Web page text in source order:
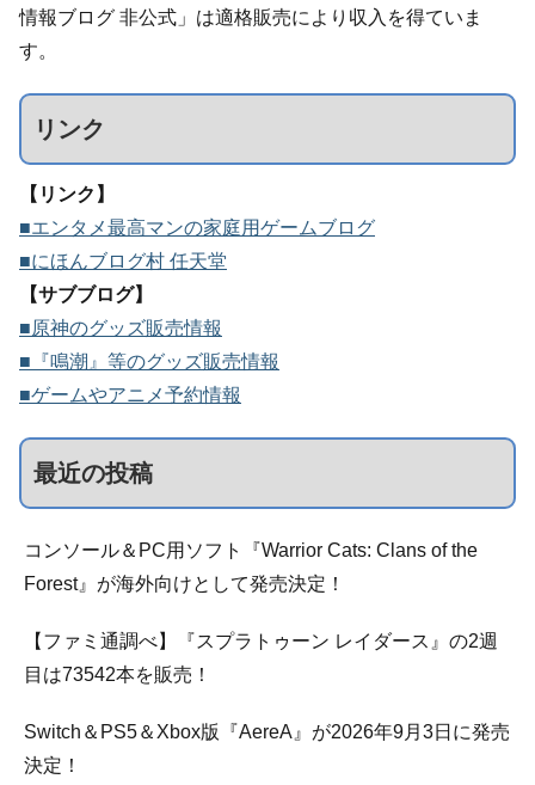
情報ブログ 非公式」は適格販売により収入を得ていま
す。
リンク
【リンク】
■エンタメ最高マンの家庭用ゲームブログ
■にほんブログ村 任天堂
【サブブログ】
■原神のグッズ販売情報
■『鳴潮』等のグッズ販売情報
■ゲームやアニメ予約情報
最近の投稿
コンソール＆PC用ソフト『Warrior Cats: Clans of the
Forest』が海外向けとして発売決定！
【ファミ通調べ】『スプラトゥーン レイダース』の2週
目は73542本を販売！
Switch＆PS5＆Xbox版『AereA』が2026年9月3日に発売
決定！